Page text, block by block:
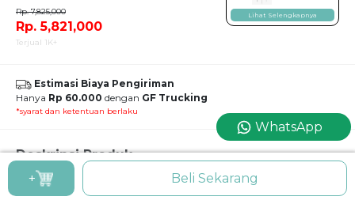
Rp. 5,821,000
Rp. 7,825,000
Terjual 1K+
Lihat Selengkapnya
Estimasi Biaya Pengiriman
Hanya Rp 60.000 dengan GF Trucking
*syarat dan ketentuan berlaku
Deskripsi Produk
Kursi Fantoni PC 001/4 Seater Dengan Jok
Kursi Tunggu / Public Chair / Kursi Deret / Kursi Tunggu Bandara
+ Beli Sekarang
WhatsApp